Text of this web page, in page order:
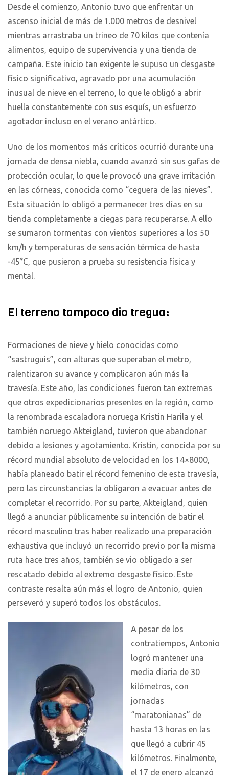
Desde el comienzo, Antonio tuvo que enfrentar un
ascenso inicial de más de 1.000 metros de desnivel
mientras arrastraba un trineo de 70 kilos que contenía
alimentos, equipo de supervivencia y una tienda de
campaña. Este inicio tan exigente le supuso un desgaste
físico significativo, agravado por una acumulación
inusual de nieve en el terreno, lo que le obligó a abrir
huella constantemente con sus esquís, un esfuerzo
agotador incluso en el verano antártico.
Uno de los momentos más críticos ocurrió durante una
jornada de densa niebla, cuando avanzó sin sus gafas de
protección ocular, lo que le provocó una grave irritación
en las córneas, conocida como “ceguera de las nieves”.
Esta situación lo obligó a permanecer tres días en su
tienda completamente a ciegas para recuperarse. A ello
se sumaron tormentas con vientos superiores a los 50
km/h y temperaturas de sensación térmica de hasta
-45°C, que pusieron a prueba su resistencia física y
mental.
El terreno tampoco dio tregua:
Formaciones de nieve y hielo conocidas como
“sastruguis”, con alturas que superaban el metro,
ralentizaron su avance y complicaron aún más la
travesía. Este año, las condiciones fueron tan extremas
que otros expedicionarios presentes en la región, como
la renombrada escaladora noruega Kristin Harila y el
también noruego Akteigland, tuvieron que abandonar
debido a lesiones y agotamiento. Kristin, conocida por su
récord mundial absoluto de velocidad en los 14×8000,
había planeado batir el récord femenino de esta travesía,
pero las circunstancias la obligaron a evacuar antes de
completar el recorrido. Por su parte, Akteigland, quien
llegó a anunciar públicamente su intención de batir el
récord masculino tras haber realizado una preparación
exhaustiva que incluyó un recorrido previo por la misma
ruta hace tres años, también se vio obligado a ser
rescatado debido al extremo desgaste físico. Este
contraste resalta aún más el logro de Antonio, quien
perseveró y superó todos los obstáculos.
A pesar de los
contratiempos, Antonio
logró mantener una
media diaria de 30
kilómetros, con
jornadas
“maratonianas” de
hasta 13 horas en las
que llegó a cubrir 45
kilómetros. Finalmente,
el 17 de enero alcanzó